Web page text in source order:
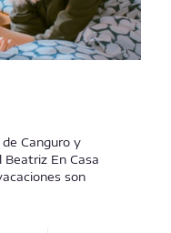
Canguro y
Beatriz En Casa
son